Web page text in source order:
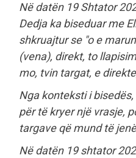
Në datën 19 Shtator
Dedja ka biseduar me
shkruajtur se "o e
(vena), direkt, to
mo, tvin targat, e
Nga konteksti i
për të kryer një vrasje,
targave që mund të
Në datën 19 shtator